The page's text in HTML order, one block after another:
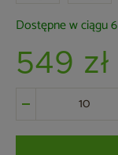
Dostępne w ciągu
549 zł